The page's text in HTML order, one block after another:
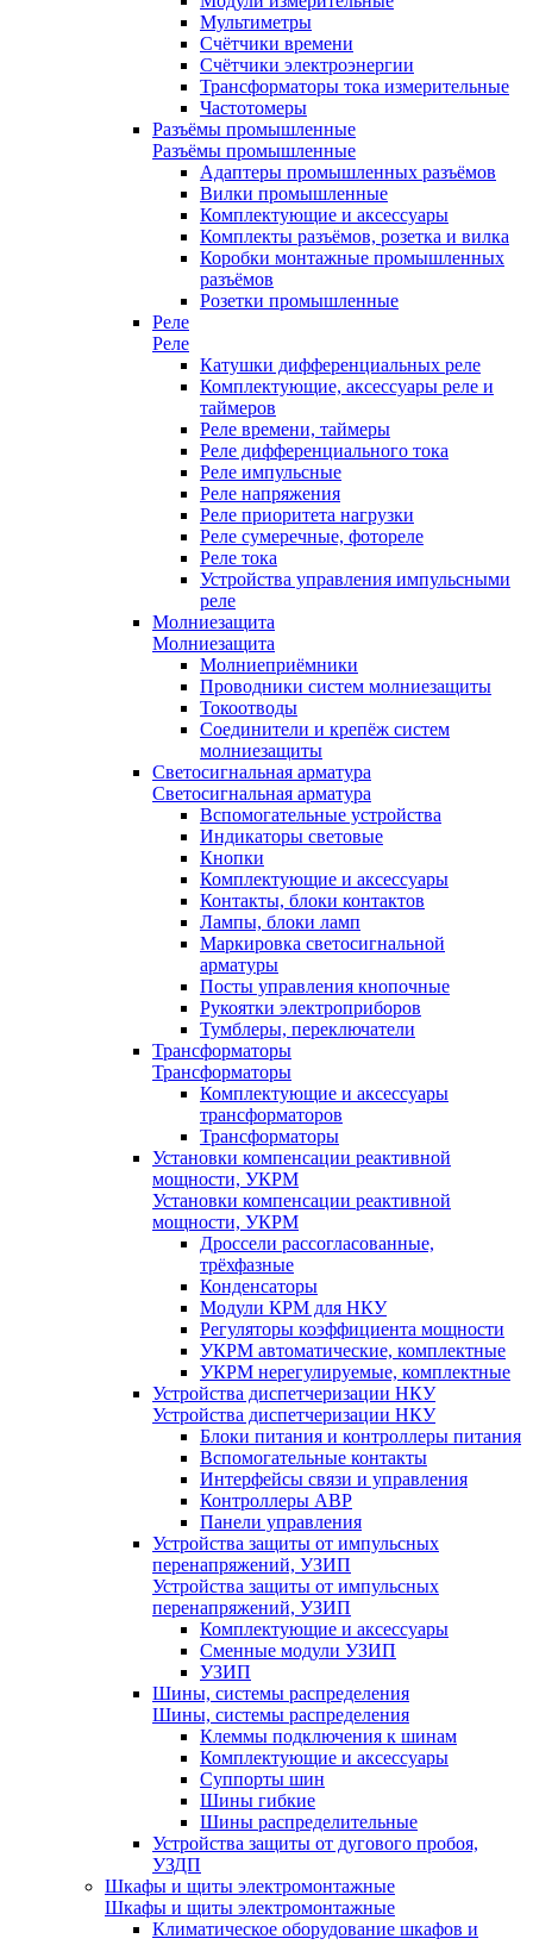
Мультиметры
Счётчики времени
Счётчики электроэнергии
Трансформаторы тока измерительные
Частотомеры
Разъёмы промышленные
Разъёмы промышленные
Адаптеры промышленных разъёмов
Вилки промышленные
Комплектующие и аксессуары
Комплекты разъёмов, розетка и вилка
Коробки монтажные промышленных
разъёмов
Розетки промышленные
Реле
Реле
Катушки дифференциальных реле
Комплектующие, аксессуары реле и
таймеров
Реле времени, таймеры
Реле дифференциального тока
Реле импульсные
Реле напряжения
Реле приоритета нагрузки
Реле сумеречные, фотореле
Реле тока
Устройства управления импульсными
реле
Молниезащита
Молниезащита
Молниеприёмники
Проводники систем молниезащиты
Токоотводы
Соединители и крепёж систем
молниезащиты
Светосигнальная арматура
Светосигнальная арматура
Вспомогательные устройства
Индикаторы световые
Кнопки
Комплектующие и аксессуары
Контакты, блоки контактов
Лампы, блоки ламп
Маркировка светосигнальной
арматуры
Посты управления кнопочные
Рукоятки электроприборов
Тумблеры, переключатели
Трансформаторы
Трансформаторы
Комплектующие и аксессуары
трансформаторов
Трансформаторы
Установки компенсации реактивной
мощности, УКРМ
Установки компенсации реактивной
мощности, УКРМ
Дроссели рассогласованные,
трёхфазные
Конденсаторы
Модули КРМ для НКУ
Регуляторы коэффициента мощности
УКРМ автоматические, комплектные
УКРМ нерегулируемые, комплектные
Устройства диспетчеризации НКУ
Устройства диспетчеризации НКУ
Блоки питания и контроллеры питания
Вспомогательные контакты
Интерфейсы связи и управления
Контроллеры АВР
Панели управления
Устройства защиты от импульсных
перенапряжений, УЗИП
Устройства защиты от импульсных
перенапряжений, УЗИП
Комплектующие и аксессуары
Сменные модули УЗИП
УЗИП
Шины, системы распределения
Шины, системы распределения
Клеммы подключения к шинам
Комплектующие и аксессуары
Суппорты шин
Шины гибкие
Шины распределительные
Устройства защиты от дугового пробоя,
УЗДП
Шкафы и щиты электромонтажные
Шкафы и щиты электромонтажные
Климатическое оборудование шкафов и